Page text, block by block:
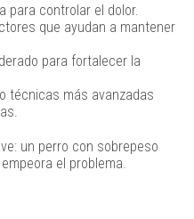
para controlar el dolor.
que ayudan a mantener
para fortalecer la
técnicas más avanzadas
un perro con sobrepeso
el problema.